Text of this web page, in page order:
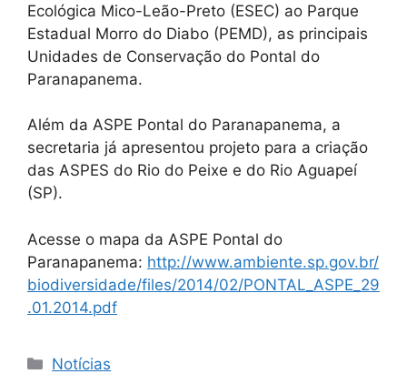
Ecológica Mico-Leão-Preto (ESEC) ao Parque
Estadual Morro do Diabo (PEMD), as principais
Unidades de Conservação do Pontal do
Paranapanema.
Além da ASPE Pontal do Paranapanema, a
secretaria já apresentou projeto para a criação
das ASPES do Rio do Peixe e do Rio Aguapeí
(SP).
Acesse o mapa da ASPE Pontal do
Paranapanema: http://www.ambiente.sp.gov.br/
biodiversidade/files/2014/02/PONTAL_ASPE_29
.01.2014.pdf
Notícias